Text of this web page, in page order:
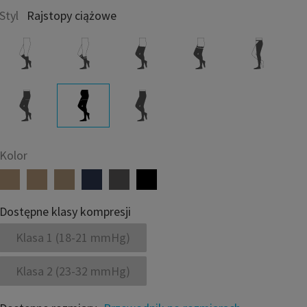
Rajstopy ciążowe
klasy kompresji
Klasa 1 (18-21 mmHg)
Klasa 2 (23-32 mmHg)